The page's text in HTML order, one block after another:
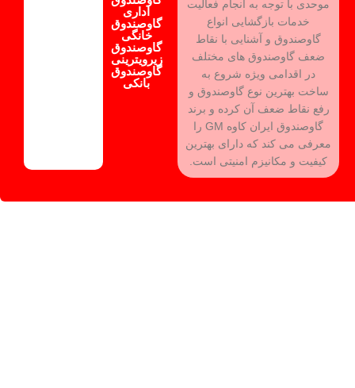
موحدی با توجه به انجام فعالیت
خدمات بازگشایی انواع
گاوصندوق و آشنایی با نقاط
ضعف گاوصندوق های مختلف
در اقدامی ویژه شروع به
ساخت بهترین نوع گاوصندوق و
رفع نقاط ضعف آن کرده و برند
گاوصندوق ایران کاوه GM را
معرفی می کند که دارای بهترین
کیفیت و مکانیزم امنیتی است.
اداری
گاوصندوق
خانگی
گاوصندوق
زیرویترینی
گاوصندوق
بانکی